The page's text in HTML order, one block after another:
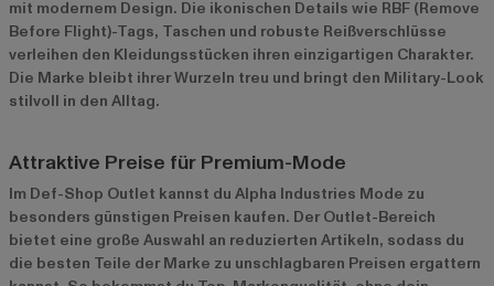
mit modernem Design. Die ikonischen Details wie RBF (Remove
Before Flight)-Tags, Taschen und robuste Reißverschlüsse
verleihen den Kleidungsstücken ihren einzigartigen Charakter.
Die Marke bleibt ihrer Wurzeln treu und bringt den Military-Look
stilvoll in den Alltag.
Attraktive Preise für Premium-Mode
Im Def-Shop Outlet kannst du Alpha Industries Mode zu
besonders günstigen Preisen kaufen. Der Outlet-Bereich
bietet eine große Auswahl an reduzierten Artikeln, sodass du
die besten Teile der Marke zu unschlagbaren Preisen ergattern